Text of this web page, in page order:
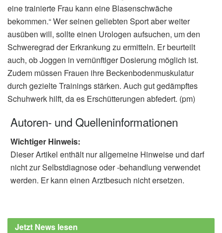
eine trainierte Frau kann eine Blasenschwäche
bekommen.“ Wer seinen geliebten Sport aber weiter
ausüben will, sollte einen Urologen aufsuchen, um den
Schweregrad der Erkrankung zu ermitteln. Er beurteilt
auch, ob Joggen in vernünftiger Dosierung möglich ist.
Zudem müssen Frauen ihre Beckenbodenmuskulatur
durch gezielte Trainings stärken. Auch gut gedämpftes
Schuhwerk hilft, da es Erschütterungen abfedert. (pm)
Autoren- und Quelleninformationen
Wichtiger Hinweis:
Dieser Artikel enthält nur allgemeine Hinweise und darf
nicht zur Selbstdiagnose oder -behandlung verwendet
werden. Er kann einen Arztbesuch nicht ersetzen.
Jetzt News lesen